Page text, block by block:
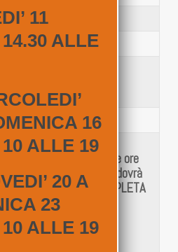
nel prezzo
fino a un
esclusi
OUT entro le
OUT prolungato entro le ore
Oltre le 15 dovrà
GIORNALIERA COMPLETA
11
ALLE
16
ALLE 19
20 A
23
ALLE 19